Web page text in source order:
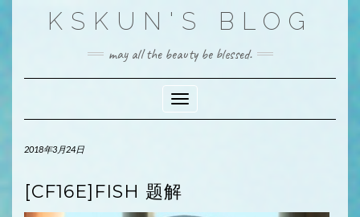
KSKUN'S BLOG
may all the beauty be blessed.
Toggle Navigation
2018年3月24日
[CF16E]FISH 题解